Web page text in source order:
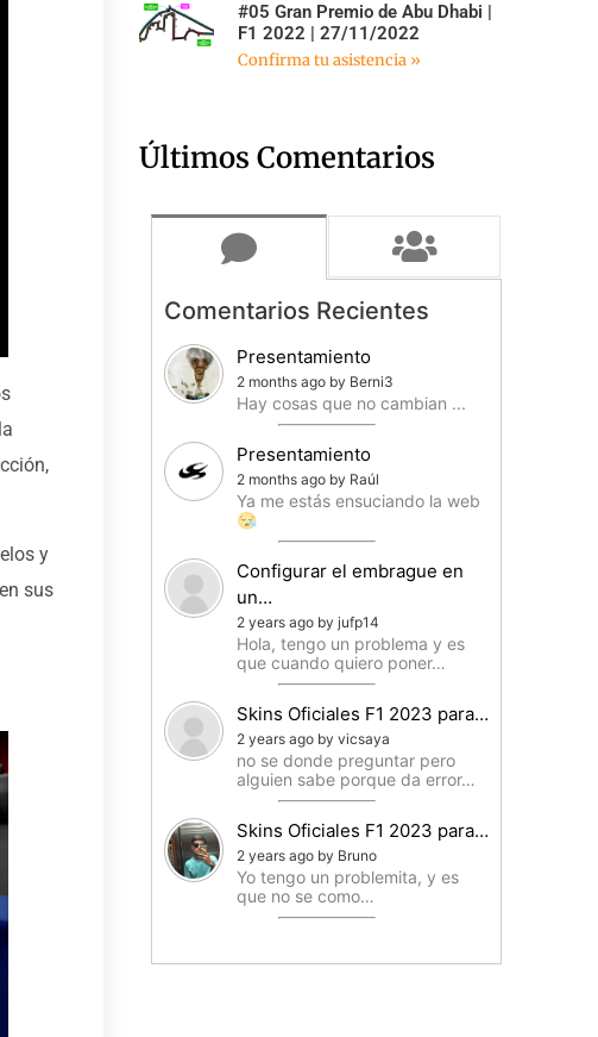
y
sus
#05 Gran Premio de Abu Dhabi |
F1 2022 | 27/11/2022
Confirma tu asistencia »
Últimos Comentarios
Comentarios Recientes
Presentamiento
2 months ago by Berni3
Hay cosas que no cambian ...
Presentamiento
2 months ago by Raúl
Ya me estás ensuciando la web
😪
Configurar el embrague en
un…
2 years ago by jufp14
Hola, tengo un problema y es
que cuando quiero poner…
Skins Oficiales F1 2023 para…
2 years ago by vicsaya
no se donde preguntar pero
alguien sabe porque da error…
Skins Oficiales F1 2023 para…
2 years ago by Bruno
Yo tengo un problemita, y es
que no se como…